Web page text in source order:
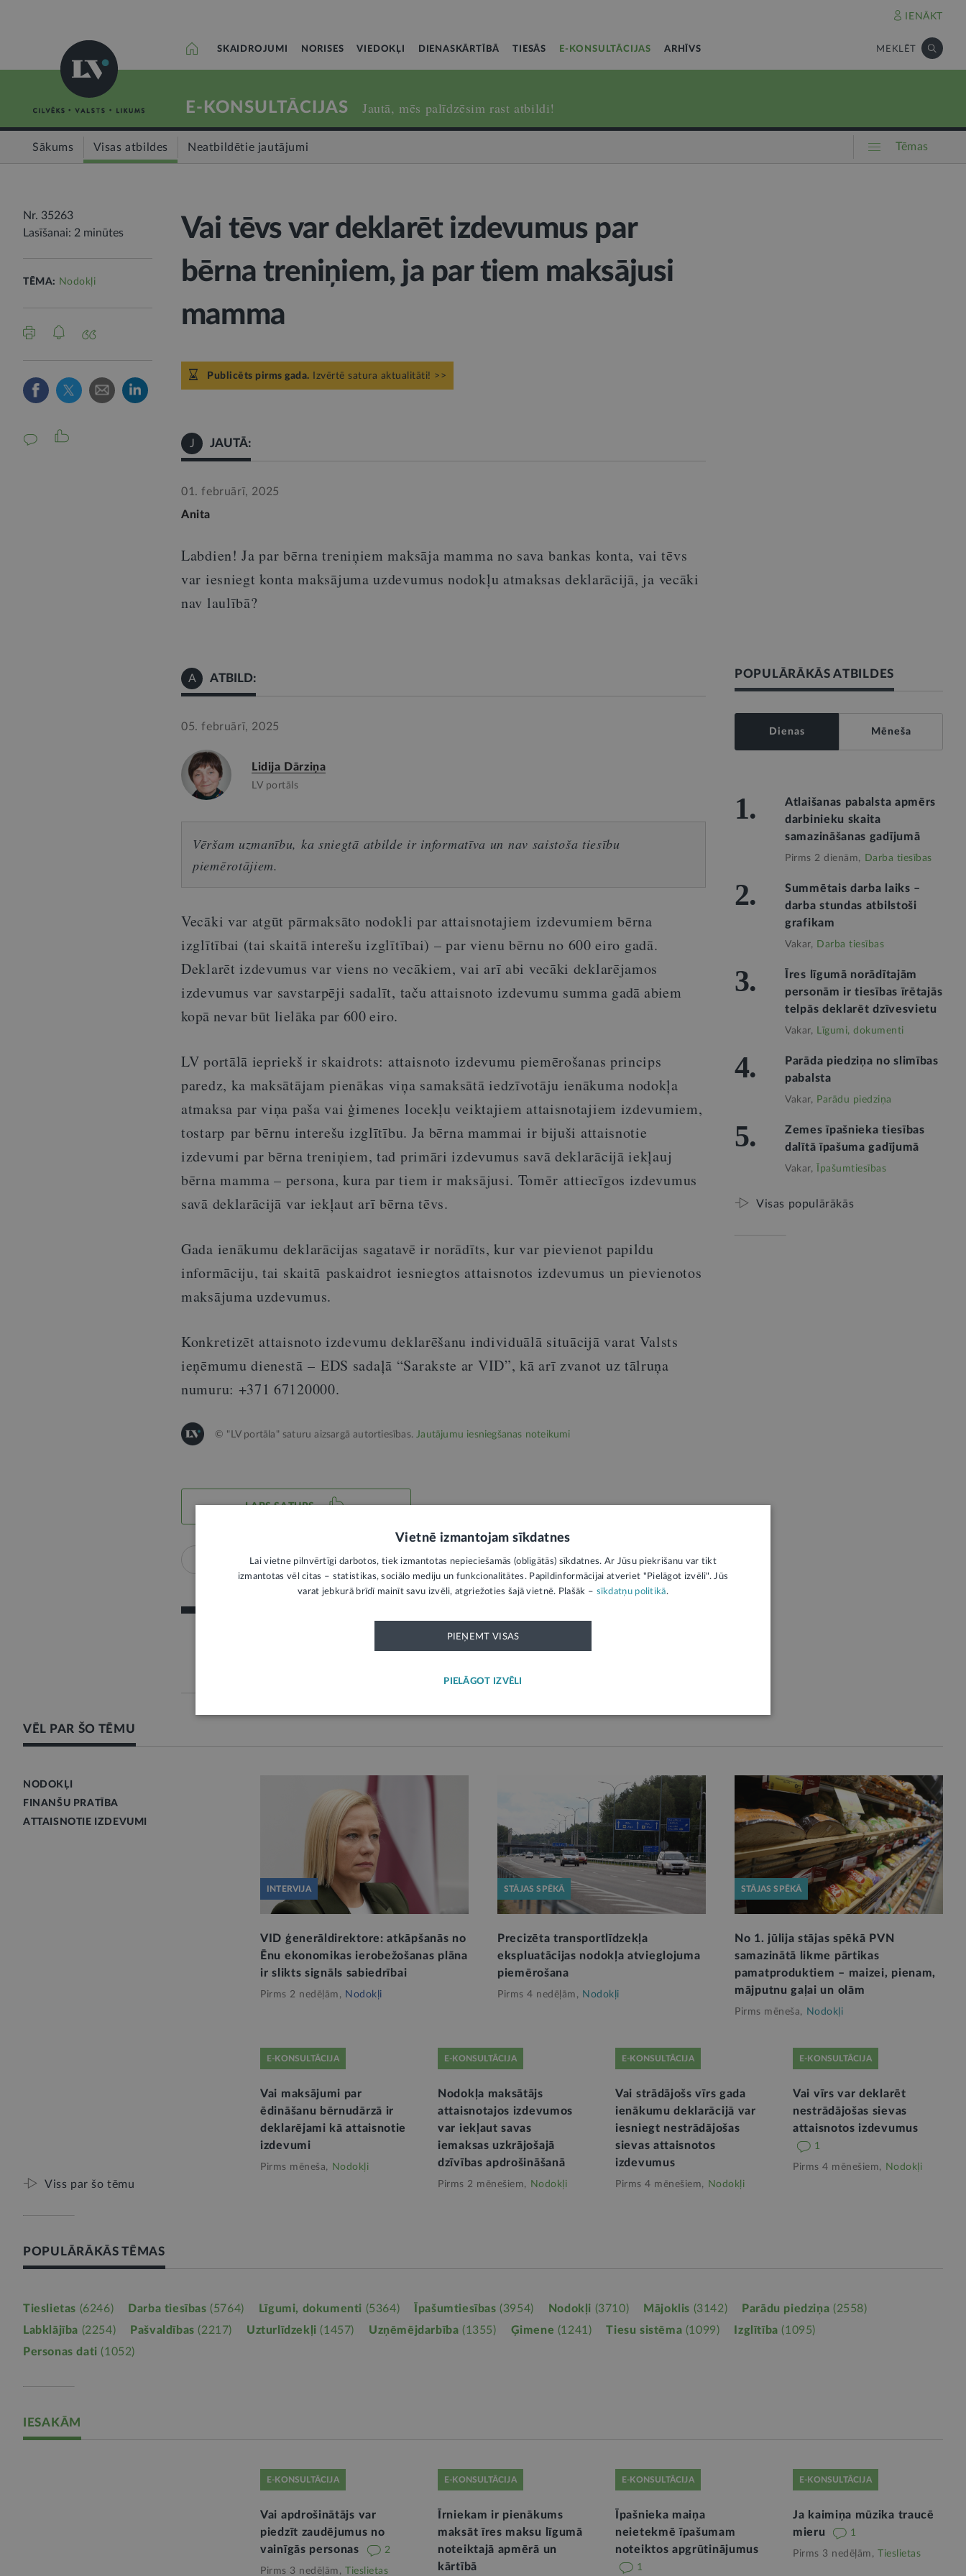
IENĀKT
SKAIDROJUMI NORISES VIEDOKĻI DIENASKĀRTĪBĀ TIESĀS E-KONSULTĀCIJAS ARHĪVS MEKLĒT
E-KONSULTĀCIJAS Jautā, mēs palīdzēsim rast atbildi!
Sākums Visas atbildes Neatbildētie jautājumi Tēmas
Nr. 35263
Lasīšanai: 2 minūtes
TĒMA: Nodokļi
Vai tēvs var deklarēt izdevumus par
bērna treniņiem, ja par tiem maksājusi
mamma
Publicēts pirms gada. Izvērtē satura aktualitāti! >>
J JAUTĀ:
01. februārī, 2025
Anita
Labdien! Ja parbērna treniņiem maksāja mamma no sava bankas konta, vai tēvs
var iesniegt konta maksājuma uzdevumus nodokļu atmaksas deklarācijā, ja vecāki
nav laulībā?
A ATBILD:
05. februārī, 2025
Lidija Dārziņa
LV portāls
Vēršam uzmanību, ka sniegtā atbilde ir informatīva un nav saistoša tiesību
piemērotājiem.
Vecāki var atgūt pārmaksāto nodokli par attaisnotajiem izdevumiem bērna
izglītībai (tai skaitā interešu izglītībai) – par vienu bērnu no 600 eiro gadā.
Deklarēt izdevumus var viens no vecākiem, vai arī abi vecāki deklarējamos
izdevumus var savstarpēji sadalīt, taču attaisnoto izdevumu summa gadā abiem
kopā nevar būt lielāka par 600 eiro.
LV portālā iepriekš ir skaidrots: attaisnoto izdevumu piemērošanas princips
paredz, ka maksātājam pienākas viņa samaksātā iedzīvotāju ienākuma nodokļa
atmaksa par viņa paša vai ģimenes locekļu veiktajiem attaisnotajiem izdevumiem,
tostarp par bērnu interešu izglītību. Ja bērna mammai ir bijuši attaisnotie
izdevumi par bērna treniņiem, tad primāri izdevumus savā deklarācijā iekļauj
bērna mamma – persona, kura par tiem ir maksājusi. Tomēr attiecīgos izdevumus
savā deklarācijā var iekļaut arī bērna tēvs.
Gada ienākumu deklarācijas sagatavē ir norādīts, kur var pievienot papildu
informāciju, tai skaitā paskaidrot iesniegtos attaisnotos izdevumus un pievienotos
maksājuma uzdevumus.
Konkretizēt attaisnoto izdevumu deklarēšanu individuālā situācijā varat Valsts
ieņēmumu dienestā – EDS sadaļā “Sarakste ar VID”, kā arī zvanot uz tālruņa
numuru: +371 67120000.
© "LV portāla" saturu aizsargā autortiesības.Jautājumu iesniegšanas noteikumi
LABS SATURS
Finanšu pratība Attaisnotie izdevumi
PIEVIENOT KOMENTĀRU
POPULĀRĀKĀS ATBILDES
Dienas Mēneša
1.
Atlaišanas pabalsta apmērs
darbinieku skaita
samazināšanas gadījumā
Pirms 2 dienām, Darba tiesības
2.
Summētais darba laiks –
darba stundas atbilstoši
grafikam
Vakar, Darba tiesības
3.
Īres līgumā norādītajām
personām ir tiesības īrētajās
telpās deklarēt dzīvesvietu
Vakar, Līgumi, dokumenti
4.
Parāda piedziņa no slimības
pabalsta
Vakar, Parādu piedziņa
5.
Zemes īpašnieka tiesības
dalītā īpašuma gadījumā
Vakar, Īpašumtiesības
Visas populārākās
VĒL PAR ŠO TĒMU
NODOKĻI
FINANŠU PRATĪBA
ATTAISNOTIE IZDEVUMI
INTERVIJA
VID ģenerāldirektore: atkāpšanās no
Ēnu ekonomikas ierobežošanas plāna
ir slikts signāls sabiedrībai
Pirms 2 nedēļām, Nodokļi
STĀJAS SPĒKĀ
Precizēta transportlīdzekļa
ekspluatācijas nodokļa atvieglojuma
piemērošana
Pirms 4 nedēļām, Nodokļi
STĀJAS SPĒKĀ
No 1. jūlija stājas spēkā PVN
samazinātā likme pārtikas
pamatproduktiem – maizei, pienam,
mājputnu gaļai un olām
Pirms mēneša, Nodokļi
E-KONSULTĀCIJA
Vai maksājumi par
ēdināšanu bērnudārzā ir
deklarējami kā attaisnotie
izdevumi
Pirms mēneša, Nodokļi
E-KONSULTĀCIJA
Nodokļa maksātājs
attaisnotajos izdevumos
var iekļaut savas
iemaksas uzkrājošajā
dzīvības apdrošināšanā
Pirms 2 mēnešiem, Nodokļi
E-KONSULTĀCIJA
Vai strādājošs vīrs gada
ienākumu deklarācijā var
iesniegt nestrādājošas
sievas attaisnotos
izdevumus
Pirms 4 mēnešiem, Nodokļi
E-KONSULTĀCIJA
Vai vīrs var deklarēt
nestrādājošas sievas
attaisnotos izdevumus
1
Pirms 4 mēnešiem, Nodokļi
Viss par šo tēmu
POPULĀRĀKĀS TĒMAS
Tieslietas (6246) Darba tiesības (5764) Līgumi, dokumenti (5364) Īpašumtiesības (3954) Nodokļi (3710) Mājoklis (3142) Parādu piedziņa (2558)
Labklājība (2254) Pašvaldības (2217) Uzturlīdzekļi (1457) Uzņēmējdarbība (1355) Ģimene (1241) Tiesu sistēma (1099) Izglītība (1095)
Personas dati (1052)
IESAKĀM
E-KONSULTĀCIJA
Vai apdrošinātājs var
piedzīt zaudējumus no
vainīgās personas
2
Pirms 3 nedēļām, Tieslietas
E-KONSULTĀCIJA
Īrniekam ir pienākums
maksāt īres maksu līgumā
noteiktajā apmērā un
kārtībā
E-KONSULTĀCIJA
Īpašnieka maiņa
neietekmē īpašumam
noteiktos apgrūtinājumus
1
E-KONSULTĀCIJA
Ja kaimiņa mūzika traucē
mieru
1
Pirms 3 nedēļām, Tieslietas
Vietnē izmantojam sīkdatnes
Lai vietne pilnvērtīgi darbotos, tiek izmantotas nepieciešamās (obligātās) sīkdatnes. Ar Jūsu piekrišanu var tikt
izmantotas vēl citas – statistikas, sociālo mediju un funkcionalitātes. Papildinformācijai atveriet "Pielāgot izvēli". Jūs
varat jebkurā brīdī mainīt savu izvēli, atgriežoties šajā vietnē. Plašāk – sīkdatņu politikā.
PIEŅEMT VISAS
PIELĀGOT IZVĒLI